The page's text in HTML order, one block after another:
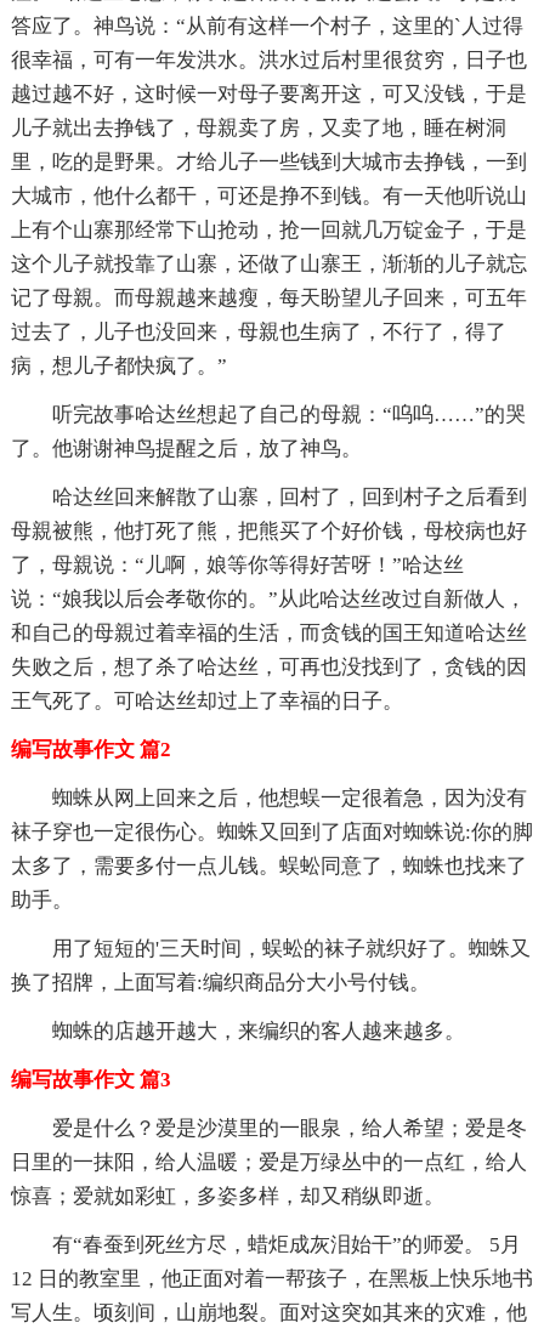
答应了。神鸟说：“从前有这样一个村子，这里的`人过得
很幸福，可有一年发洪水。洪水过后村里很贫穷，日子也
越过越不好，这时候一对母子要离开这，可又没钱，于是
儿子就出去挣钱了，母親卖了房，又卖了地，睡在树洞
里，吃的是野果。才给儿子一些钱到大城市去挣钱，一到
大城市，他什么都干，可还是挣不到钱。有一天他听说山
上有个山寨那经常下山抢动，抢一回就几万锭金子，于是
这个儿子就投靠了山寨，还做了山寨王，渐渐的儿子就忘
记了母親。而母親越来越瘦，每天盼望儿子回来，可五年
过去了，儿子也没回来，母親也生病了，不行了，得了
病，想儿子都快疯了。”
听完故事哈达丝想起了自己的母親：“呜呜……”的哭
了。他谢谢神鸟提醒之后，放了神鸟。
哈达丝回来解散了山寨，回村了，回到村子之后看到
母親被熊，他打死了熊，把熊买了个好价钱，母校病也好
了，母親说：“儿啊，娘等你等得好苦呀！”哈达丝
说：“娘我以后会孝敬你的。”从此哈达丝改过自新做人，
和自己的母親过着幸福的生活，而贪钱的国王知道哈达丝
失败之后，想了杀了哈达丝，可再也没找到了，贪钱的因
王气死了。可哈达丝却过上了幸福的日子。
编写故事作文 篇2
蜘蛛从网上回来之后，他想蜈一定很着急，因为没有
袜子穿也一定很伤心。蜘蛛又回到了店面对蜘蛛说:你的脚
太多了，需要多付一点儿钱。蜈蚣同意了，蜘蛛也找来了
助手。
用了短短的'三天时间，蜈蚣的袜子就织好了。蜘蛛又
换了招牌，上面写着:编织商品分大小号付钱。
蜘蛛的店越开越大，来编织的客人越来越多。
编写故事作文 篇3
爱是什么？爱是沙漠里的一眼泉，给人希望；爱是冬
日里的一抹阳，给人温暖；爱是万绿丛中的一点红，给人
惊喜；爱就如彩虹，多姿多样，却又稍纵即逝。
有“春蚕到死丝方尽，蜡炬成灰泪始干”的师爱。 5月
12 日的教室里，他正面对着一帮孩子，在黑板上快乐地书
写人生。顷刻间，山崩地裂。面对这突如其来的灾难，他